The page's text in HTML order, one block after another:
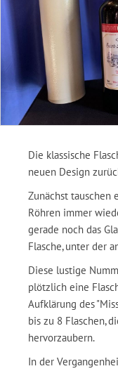
Die klassische
neuen Design
Zunächst tauschen
Röhren immer
gerade noch das
Flasche, unter der
Diese lustige
plötzlich eine
Aufklärung des
bis zu 8 Flaschen,
hervorzaubern.
In der